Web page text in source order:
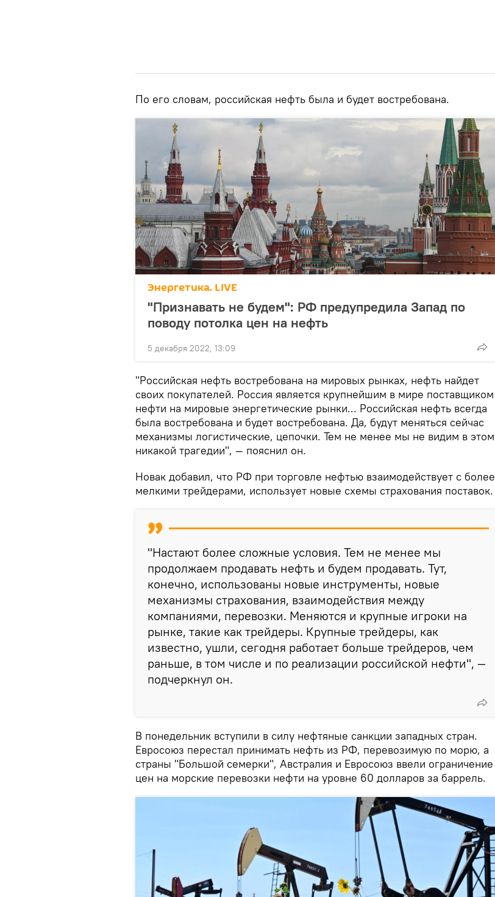
По его словам, российская нефть была и будет востребована.
Энергетика. LIVE
"Признавать не будем": РФ предупредила Запад по
поводу потолка цен на нефть
5 декабря 2022, 13:09
"Российская нефть востребована на мировых рынках, нефть найдет
своих покупателей. Россия является крупнейшим в мире поставщиком
нефти на мировые энергетические рынки... Российская нефть всегда
была востребована и будет востребована. Да, будут меняться сейчас
механизмы логистические, цепочки. Тем не менее мы не видим в этом
никакой трагедии", — пояснил он.
Новак добавил, что РФ при торговле нефтью взаимодействует с более
мелкими трейдерами, использует новые схемы страхования поставок.
"Настают более сложные условия. Тем не менее мы
продолжаем продавать нефть и будем продавать. Тут,
конечно, использованы новые инструменты, новые
механизмы страхования, взаимодействия между
компаниями, перевозки. Меняются и крупные игроки на
рынке, такие как трейдеры. Крупные трейдеры, как
известно, ушли, сегодня работает больше трейдеров, чем
раньше, в том числе и по реализации российской нефти", —
подчеркнул он.
В понедельник вступили в силу нефтяные санкции западных стран.
Евросоюз перестал принимать нефть из РФ, перевозимую по морю, а
страны "Большой семерки", Австралия и Евросоюз ввели ограничение
цен на морские перевозки нефти на уровне 60 долларов за баррель.